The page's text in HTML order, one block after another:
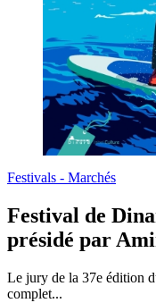
Festivals - Marchés
Festival de
présidé par
Le jury de la 37e édition
complet...